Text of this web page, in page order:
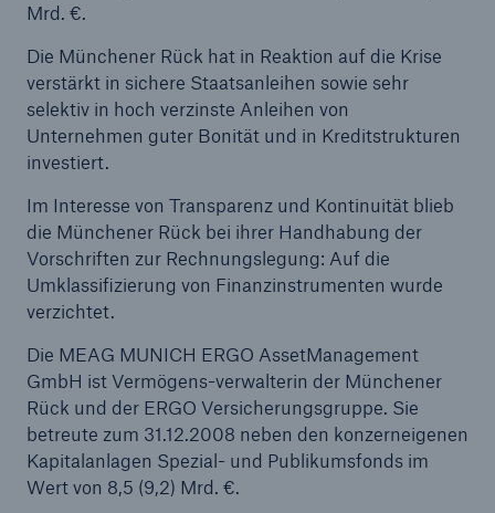
Mrd. €.
Die Münchener Rück hat in Reaktion auf die Krise
verstärkt in sichere Staatsanleihen sowie sehr
selektiv in hoch verzinste Anleihen von
Unternehmen guter Bonität und in Kreditstrukturen
investiert.
Im Interesse von Transparenz und Kontinuität blieb
die Münchener Rück bei ihrer Handhabung der
Vorschriften zur Rechnungslegung: Auf die
Umklassifizierung von Finanzinstrumenten wurde
verzichtet.
Die MEAG MUNICH ERGO AssetManagement
GmbH ist Vermögens-verwalterin der Münchener
Rück und der ERGO Versicherungsgruppe. Sie
betreute zum 31.12.2008 neben den konzerneigenen
Kapitalanlagen Spezial- und Publikumsfonds im
Wert von 8,5 (9,2) Mrd. €.